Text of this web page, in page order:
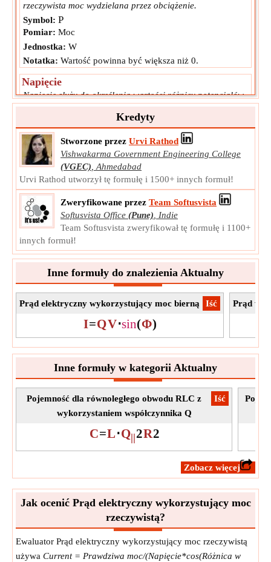
rzeczywista moc wydzielana przez obciążenie.
Symbol: P
Pomiar: Moc
Jednostka: W
Notatka: Wartość powinna być większa niż 0.
Napięcie
Napięcie służy do określenia wartości różnicy potencjałów
między zaciskami, przez które przepływa prąd przemienny.
Pomiar:
Jednostka:V
Notatka:
Wartość może być dodatnia lub ujemna.
Różnica w fazach
Różnica faz jest zdefiniowana jako różnica między
wskazówką mocy pozornej i rzeczywistej (w stopniach) lub
między napięciem a prądem w obwodzie prądu
przemiennego.
Symbol: Φ
Pomiar:Kąt
Jednostka:°
Notatka:Wartość powinna być większa niż 0.
Kredyty
Stworzone przez Urvi Rathod
Vishwakarma Government Engineering College
(VGEC) Ahmedabad
Urvi Rathod utworzył tę formułę i 1500+ innych formuł!
Zweryfikowane przez Team Softusvista
Softusvista Office (Pune)
Indie
Team Softusvista zweryfikował tę formułę i 1100+
innych formuł!
Inne formuły do znalezienia Aktualny
​Iść
Prąd elektryczny wykorzystujący moc bierną
I=QV⋅sin(Φ)
Prąd
Inne formuły w kategorii Aktualny
​Iść
Pojemność dla równoległego obwodu RLC z
wykorzystaniem współczynnika Q
C=L⋅Q||2R2
​Zobacz więcej
Jak ocenić Prąd elektryczny wykorzystujący moc
rzeczywistą?
Ewaluator Prąd elektryczny wykorzystujący moc rzeczywistą
używa Current = Prawdziwa moc/(Napięcie*cos(Różnica w